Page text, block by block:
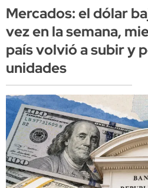
Mercados: el dólar
vez en la semana,
país volvió a subir y
unidades